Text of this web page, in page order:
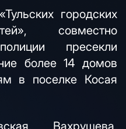
городских
совместно
пресекли
более 14 домов
в поселке Косая
Вахрушева,